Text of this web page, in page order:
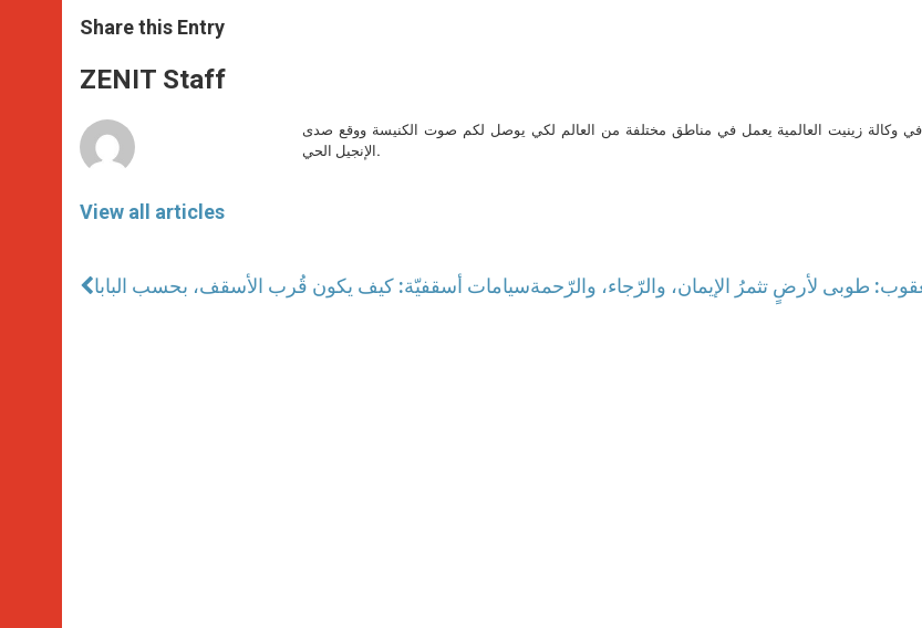
t
s
p
p
s
e
g
e
e
b
o
k
Share this Entry
ZENIT Staff
View all articles
وكالة زينيت العالمية يعمل في مناطق مختلفة من العالم لكي يوصل لكم صوت الكنيسة ووقع صدى
الإنجيل الحي.
سيامات أسقفيّة: كيف يكون قُرب الأسقف، بحسب الباباطوبى لأرضٍ تثمرُ الإيمان، والرّجاء، والرّحمة